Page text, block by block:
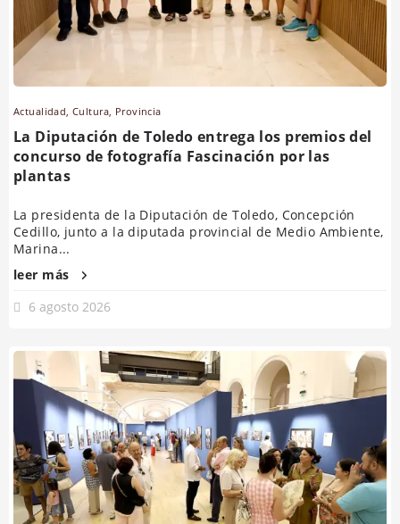
Actualidad,Cultura, Provincia
La Diputación de Toledo entrega los premios del
concurso de fotografía Fascinación por las
plantas
La presidenta de la Diputación de Toledo, Concepción
Cedillo, junto a la diputada provincial de Medio Ambiente,
Marina...
leer más
6 agosto 2026